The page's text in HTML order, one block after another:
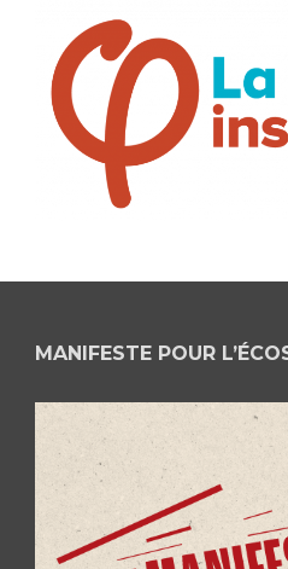
MANIFESTE POUR